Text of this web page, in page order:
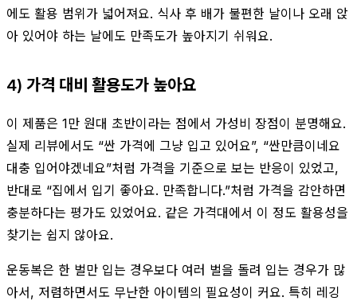
에도 활용 범위가 넓어져요. 식사 후 배가 불편한 날이나 오래 앉
아 있어야 하는 날에도 만족도가 높아지기 쉬워요.
4) 가격 대비 활용도가 높아요
이 제품은 1만 원대 초반이라는 점에서 가성비 장점이 분명해요.
실제 리뷰에서도 “싼 가격에 그냥 입고 있어요”, “싼만큼이네요
대충 입어야겠네요”처럼 가격을 기준으로 보는 반응이 있었고,
반대로 “집에서 입기 좋아요. 만족합니다.”처럼 가격을 감안하면
충분하다는 평가도 있었어요. 같은 가격대에서 이 정도 활용성을
찾기는 쉽지 않아요.
운동복은 한 벌만 입는 경우보다 여러 벌을 돌려 입는 경우가 많
아서, 저렴하면서도 무난한 아이템의 필요성이 커요. 특히 레깅